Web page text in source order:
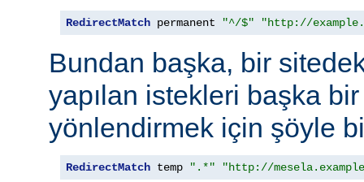
RedirectMatch permanent "^/$" "http://
Bundan başka, bir
yapılan istekleri başka
yönlendirmek için şöyle
RedirectMatch temp ".*" "http://